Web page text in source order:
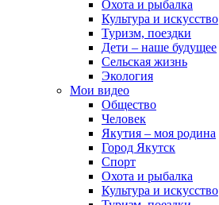
Охота и рыбалка
Культура и искусство
Туризм, поездки
Дети – наше будущее
Сельская жизнь
Экология
Мои видео
Общество
Человек
Якутия – моя родина
Город Якутск
Спорт
Охота и рыбалка
Культура и искусство